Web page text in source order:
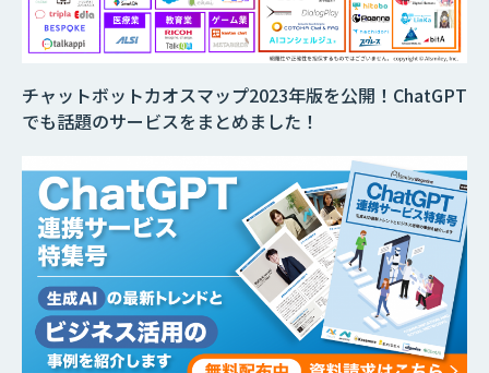
チャットボットカオスマップ2023年版を公開！ChatGPT
でも話題のサービスをまとめました！